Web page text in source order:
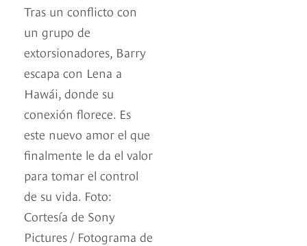
Tras un conflicto con
un grupo de
extorsionadores, Barry
escapa con Lena a
Hawái, donde su
conexión florece. Es
este nuevo amor el que
finalmente le da el valor
para tomar el control
de su vida. Foto:
Cortesía de Sony
Pictures / Fotograma de